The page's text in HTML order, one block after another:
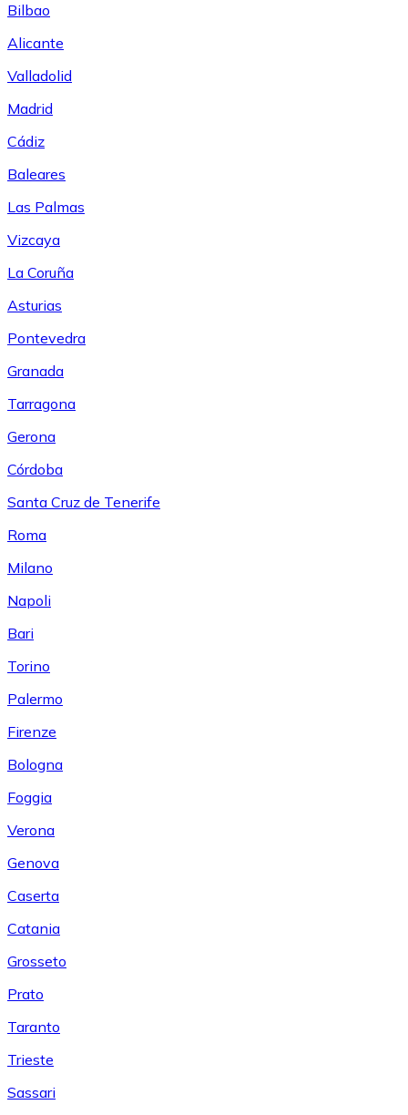
Bilbao
Alicante
Valladolid
Madrid
Cádiz
Baleares
Las Palmas
Vizcaya
La Coruña
Asturias
Pontevedra
Granada
Tarragona
Gerona
Córdoba
Santa Cruz de Tenerife
Roma
Milano
Napoli
Bari
Torino
Palermo
Firenze
Bologna
Foggia
Verona
Genova
Caserta
Catania
Grosseto
Prato
Taranto
Trieste
Sassari